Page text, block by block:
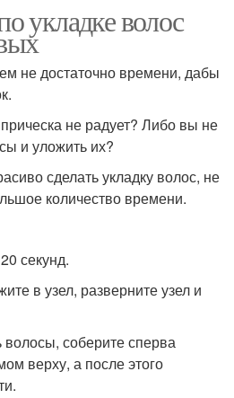
укладке волос
не достаточно времени, дабы
не радует? Либо вы не
и уложить их?
сделать укладку волос, не
количество времени.
секунд.
в узел, разверните узел и
волосы, соберите сперва
верху, а после этого